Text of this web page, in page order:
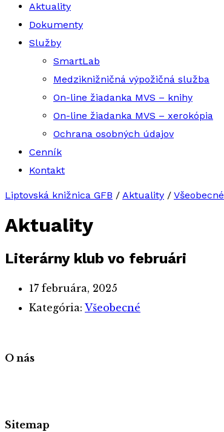
Aktuality
Dokumenty
Služby
SmartLab
Medziknižničná výpožičná služba
On-line žiadanka MVS – knihy
On-line žiadanka MVS – xerokópia
Ochrana osobných údajov
Cenník
Kontakt
Liptovská knižnica GFB / Aktuality / Všeobecné
Aktuality
Literárny klub vo februári
17 februára, 2025
Kategória: Všeobecné
O nás
Sitemap